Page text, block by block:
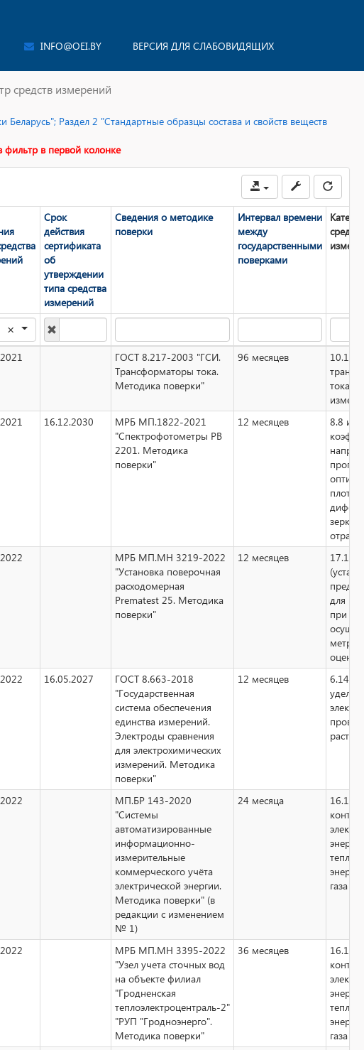
INFO@OEI.BY ВЕРСИЯ ДЛЯ СЛАБОВИДЯЩИХ
средств измерений
Раздел 2 "Стандартные образцы состава и свойств веществ
в первой колонке
Срок
действия
сертификата
об
утверждении
типа средства
измерений
Сведения о методике
поверки
Интервал времени
между
государственными
поверками
×
ГОСТ 8.217-2003 "ГСИ.
Трансформаторы тока.
Методика поверки"
96 месяцев
10.13
тока
16.12.2030
МРБ МП.1822-2021
"Спектрофотометры РВ
2201. Методика
поверки"
12 месяцев
8.8
МРБ МП.МН 3219-2022
"Установка поверочная
расходомерная
Prematest 25. Методика
поверки"
12 месяцев
17.1
для
при
оценки
16.05.2027
ГОСТ 8.663-2018
"Государственная
система обеспечения
единства измерений.
Электроды сравнения
для электрохимических
измерений. Методика
поверки"
12 месяцев
6.14
МП.БР 143-2020
"Системы
автоматизированные
информационно-
измерительные
коммерческого учёта
электрической энергии.
Методика поверки" (в
редакции с изменением
№ 1)
24 месяца
16.1.1
газа
МРБ МП.МН 3395-2022
"Узел учета сточных вод
на объекте филиал
"Гродненская
теплоэлектроцентраль-2"
"РУП "Гродноэнерго".
Методика поверки"
36 месяцев
16.1.1
газа